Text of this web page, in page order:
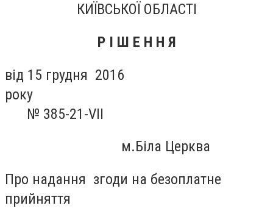
КИЇВСЬКОЇ ОБЛАСТІ
Р І Ш Е Н Н Я
від 15 грудня 2016
року
№ 385-21-VII
м.Біла Церква
Про надання згоди на безоплатне
прийняття